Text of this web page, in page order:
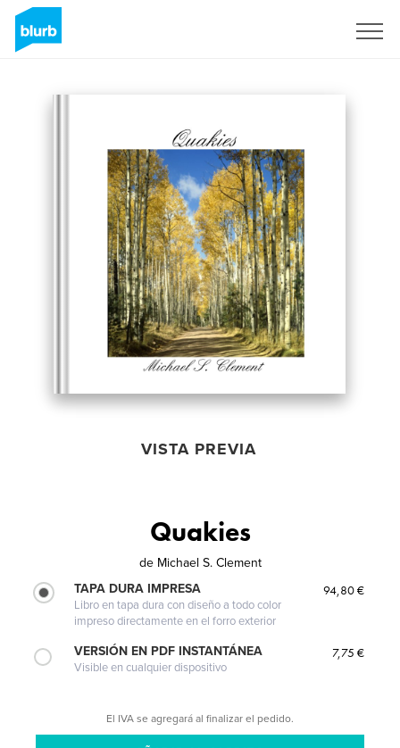
VISTA PREVIA
Quakies
de Michael S. Clement
TAPA DURA IMPRESA
Libro en tapa dura con diseño a todo color
impreso directamente en el forro exterior
94,80 €
VERSIÓN EN PDF INSTANTÁNEA
Visible en cualquier dispositivo
7,75 €
El IVA se agregará al finalizar el pedido.